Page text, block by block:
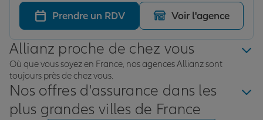
oloron merci Du coup , j’ai contracté l’assurance chez
eux directement Je les recommande sans aucune
hésitation ! Merci pour tout !
Prendre un RDV Voir l'agence
Allianz proche de chez vous
Où que vous soyez en France, nos agences Allianz sont
toujours près de chez vous.
Nos offres d'assurance dans les
plus grandes villes de France